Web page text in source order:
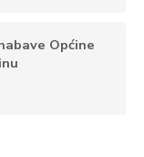
Općine